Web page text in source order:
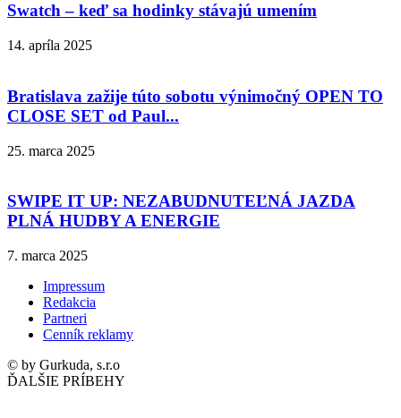
Swatch – keď sa hodinky stávajú umením
14. apríla 2025
Bratislava zažije túto sobotu výnimočný OPEN TO
CLOSE SET od Paul...
25. marca 2025
SWIPE IT UP: NEZABUDNUTEĽNÁ JAZDA
PLNÁ HUDBY A ENERGIE
7. marca 2025
Impressum
Redakcia
Partneri
Cenník reklamy
© by Gurkuda, s.r.o
ĎALŠIE PRÍBEHY